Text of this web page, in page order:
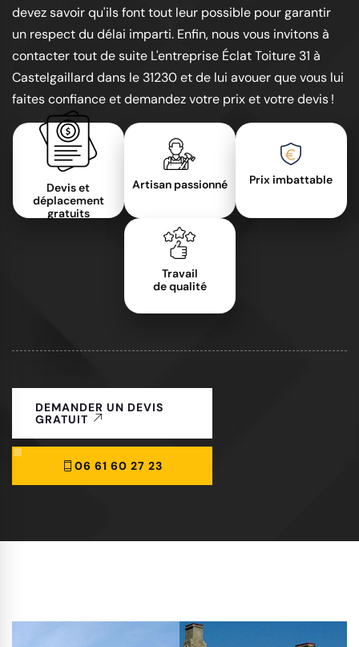
devez savoir qu'ils font tout leur possible pour garantir
un respect du délai imparti. Enfin, nous vous invitons à
contacter tout de suite L'entreprise Éclat Toiture 31 à
Castelgaillard dans le 31230 et de lui avouer que vous lui
faites confiance et demandez votre prix et votre devis !
Devis et
déplacement
gratuits
Artisan passionné Prix imbattable
Travail
de qualité
DEMANDER UN DEVIS
GRATUIT
06 61 60 27 23